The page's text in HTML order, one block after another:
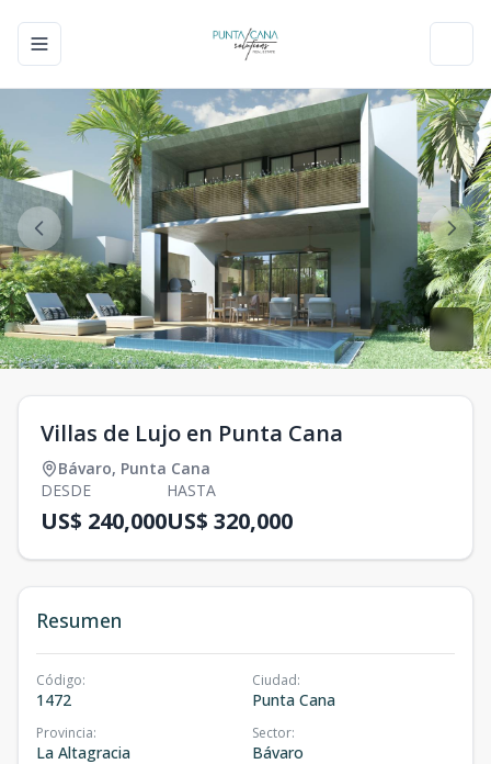
Toggle navigation menu
Villas de Lujo en Punta Cana
Bávaro, Punta Cana
DESDE
US$ 240,000
HASTA
US$ 320,000
Resumen
Código:
1472
Ciudad:
Punta Cana
Provincia:
La Altagracia
Sector:
Bávaro